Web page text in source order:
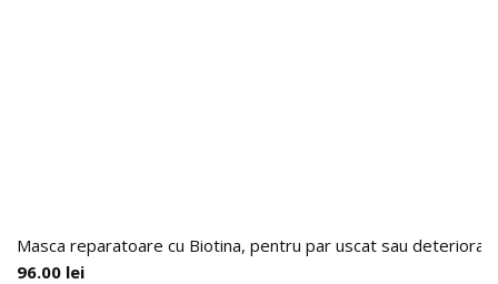
Masca reparatoare cu Biotina, pentru par uscat sau
96.00 lei